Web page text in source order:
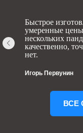
Быстрое
умеренные
нескольких
качественно,
нет.
Игорь Первунин
ВСЕ